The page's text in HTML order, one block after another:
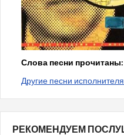
Слова песни прочитаны:
Другие песни
РЕКОМЕНДУЕМ